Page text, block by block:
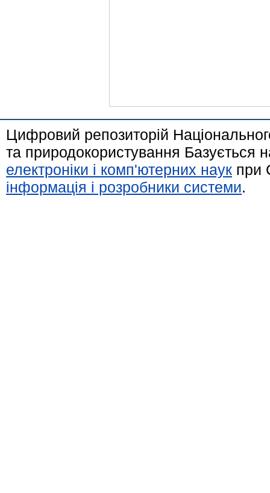
Цифровий репозиторій
та природокористування Базується
електроніки і комп'ютерних наук при
інформація і розробники системи.